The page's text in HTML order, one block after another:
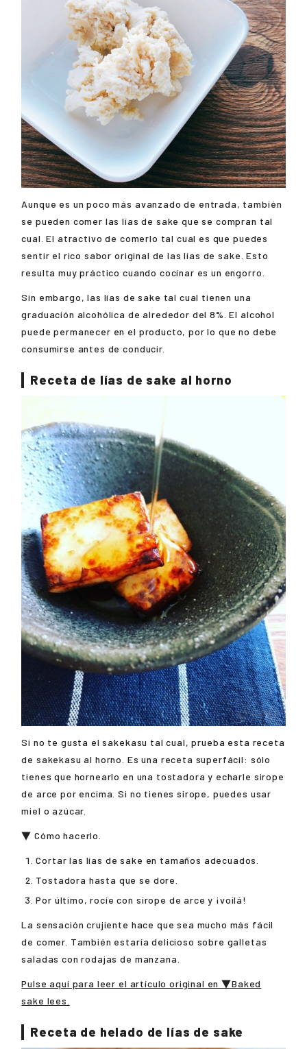
Aunque es un poco más avanzado de entrada, también
se pueden comer las lías de sake que se compran tal
cual. El atractivo de comerlo tal cual es que puedes
sentir el rico sabor original de las lías de sake. Esto
resulta muy práctico cuando cocinar es un engorro.
Sin embargo, las lías de sake tal cual tienen una
graduación alcohólica de alrededor del 8%. El alcohol
puede permanecer en el producto, por lo que no debe
consumirse antes de conducir.
Receta de lías de sake al horno
Si no te gusta el sakekasu tal cual, prueba esta receta
de sakekasu al horno. Es una receta superfácil: sólo
tienes que hornearlo en una tostadora y echarle sirope
de arce por encima. Si no tienes sirope, puedes usar
miel o azúcar.
▼ Cómo hacerlo.
Cortar las lías de sake en tamaños adecuados.
Tostadora hasta que se dore.
Por último, rocíe con sirope de arce y ¡voilá!
La sensación crujiente hace que sea mucho más fácil
de comer. También estaría delicioso sobre galletas
saladas con rodajas de manzana.
Pulse aquí para leer el artículo original en ▼Baked
sake lees.
Receta de helado de lías de sake